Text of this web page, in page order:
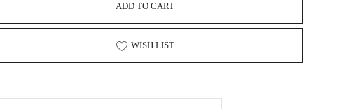
ADD TO CART
WISH LIST